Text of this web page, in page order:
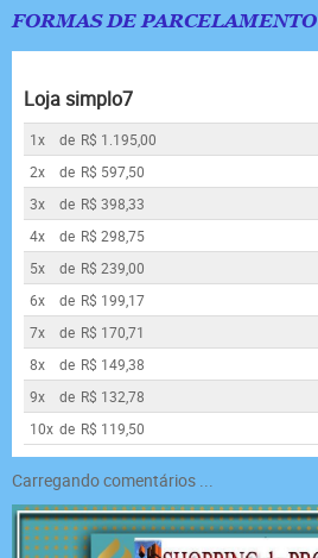
FORMAS DE PARCELAMENTO
Loja simplo7
1x de R$ 1.195,00
2x
de R$ 597,50
3x
de R$ 398,33
4x
de R$ 298,75
5x
de R$ 239,00
6x
de R$ 199,17
7x
de R$ 170,71
8x
de R$ 149,38
9x
de R$ 132,78
10x de R$ 119,50
Carregando comentários ...